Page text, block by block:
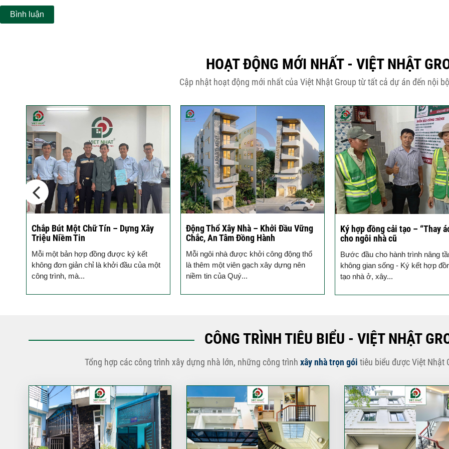
HOẠT ĐỘNG MỚI NHẤT - VIỆT NHẬT
Cập nhật hoạt động mới nhất của Việt Nhật Group từ tất cả dự án đến nội
Động Thổ Xây Nhà – Khởi Đầu Vững
Chắc, An Tâm Đồng Hành
Mỗi ngôi nhà được khởi công động thổ
là thêm một viên gạch xây dựng nên
niềm tin của Quý...
Ký hợp đồng cải tạo – “Thay áo mới”
cho ngôi nhà cũ
Bước đầu cho hành trình nâng tầm
không gian sống - Ký kết hợp đồng cải
tạo nhà ở, xây...
Ký Kết Hợp Đồng Thi Công –
Kết Chất Lượng Từ Ngày Đầu
Ký kết hợp đồng xây nhà trọn
Bước tiến mới cho niềm tin giữa
và Việt...
CÔNG TRÌNH TIÊU BIỂU - VIỆT NHẬT
Tổng hợp các công trình xây dựng nhà lớn, những công trình xây nhà trọn gói tiêu biểu được Việt Nhật